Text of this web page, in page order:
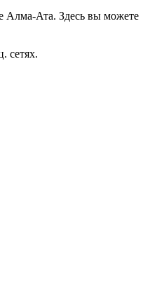
Алма-Ата. Здесь вы можете
сетях.